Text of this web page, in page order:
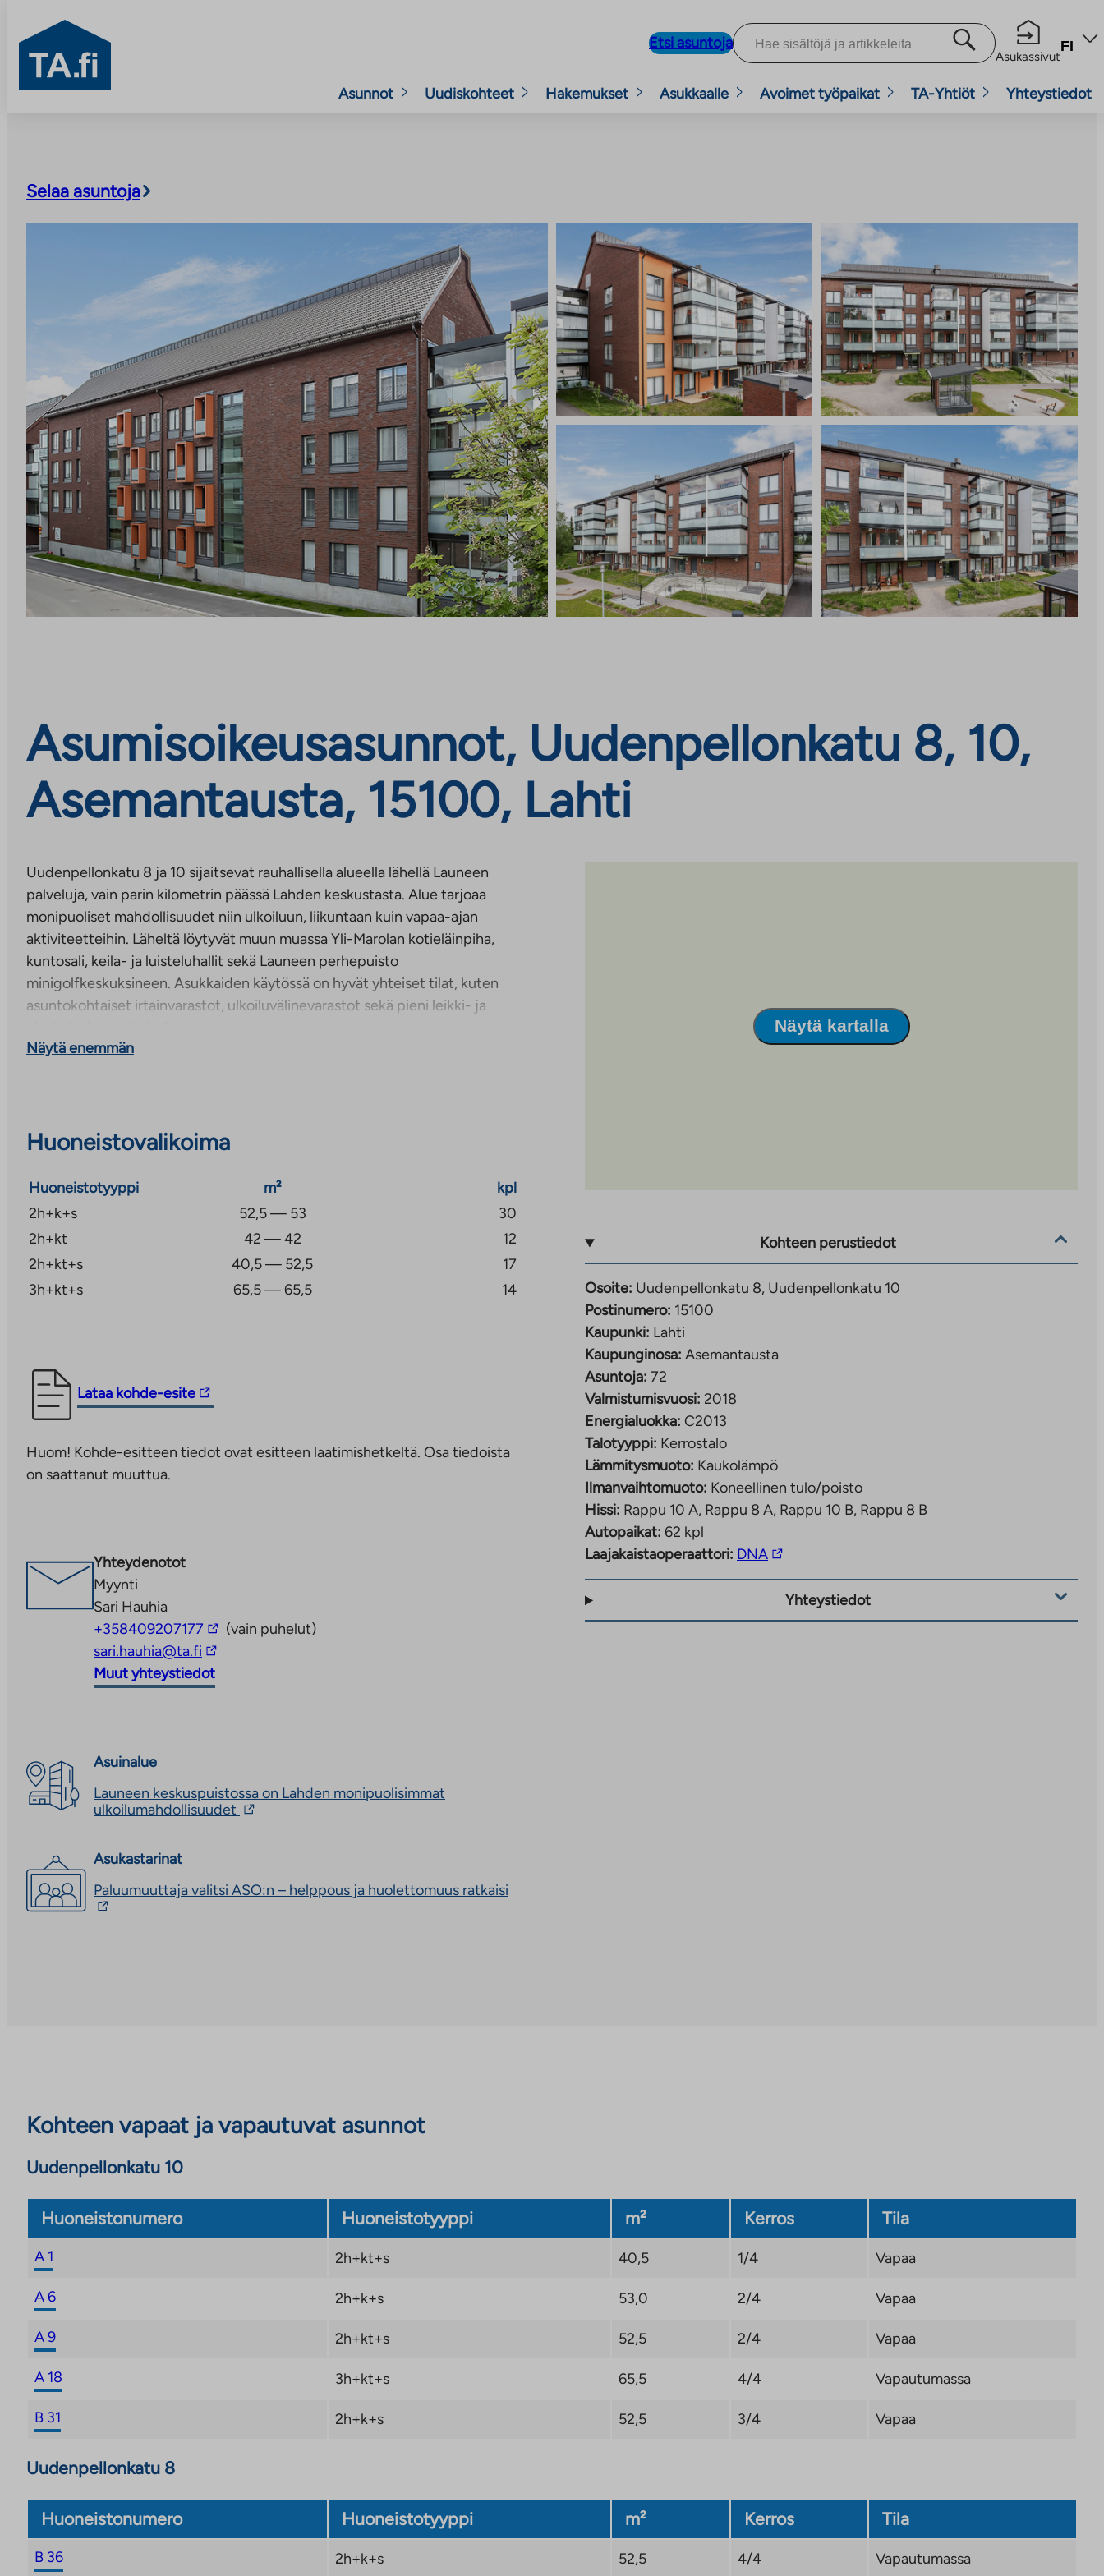
TA.fi
Etsi asuntoja
Asukassivut
FI
Asunnot Uudiskohteet Hakemukset Asukkaalle Avoimet työpaikat TA-Yhtiöt Yhteystiedot
Selaa asuntoja
Asumisoikeusasunnot, Uudenpellonkatu 8, 10,
Asemantausta, 15100, Lahti
Uudenpellonkatu 8 ja 10 sijaitsevat rauhallisella alueella lähellä Launeen
palveluja, vain parin kilometrin päässä Lahden keskustasta. Alue tarjoaa
monipuoliset mahdollisuudet niin ulkoiluun, liikuntaan kuin vapaa-ajan
aktiviteetteihin. Läheltä löytyvät muun muassa Yli-Marolan kotieläinpiha,
kuntosali, keila- ja luisteluhallit sekä Launeen perhepuisto
minigolfkeskuksineen. Asukkaiden käytössä on hyvät yhteiset tilat, kuten
asuntokohtaiset irtainvarastot, ulkoiluvälinevarastot sekä pieni leikki- ja
Näytä enemmän
Huoneistovalikoima
Huoneistotyyppi m²
kpl
2h+k+s
52,5 — 53
30
2h+kt
42 — 42
12
2h+kt+s
40,5 — 52,5
17
3h+kt+s
65,5 — 65,5 14
Lataa kohde-esite
Linkki
palveluun.
Linkki
Huom! Kohde-esitteen tiedot ovat esitteen laatimishetkeltä. Osa tiedoista
on saattanut muuttua.
Yhteydenotot
Myynti
Sari Hauhia
+358409207177 Linkki
vie
ulkopuoliseen
(vain puhelut)
sari.hauhia@ta.fi Linkki
vie
Muut yhteystiedot
Asuinalue
Launeen keskuspuistossa on Lahden monipuolisimmat
ulkoilumahdollisuudet Linkki
aukeaa
Asukastarinat
Paluumuuttaja valitsi ASO:n – helppous ja huolettomuus ratkaisi
Näytä kartalla
Kohteen perustiedot
Osoite: Uudenpellonkatu 8, Uudenpellonkatu 10
Postinumero: 15100
Kaupunki: Lahti
Kaupunginosa: Asemantausta
Asuntoja: 72
Valmistumisvuosi: 2018
Energialuokka: C2013
Talotyyppi: Kerrostalo
Lämmitysmuoto: Kaukolämpö
Ilmanvaihtomuoto: Koneellinen tulo/poisto
Hissi: Rappu 10 A, Rappu 8 A, Rappu 10 B, Rappu 8 B
Autopaikat: 62 kpl
Laajakaistaoperaattori: DNALinkki
vie
ulkopuoliseen
palveluun.
Yhteystiedot
Kohteen vapaat ja vapautuvat asunnot
Uudenpellonkatu 10
Huoneistonumero Huoneistotyyppi m² Kerros Tila
A 1 2h+kt+s 40,5 1/4 Vapaa
A 6 2h+k+s 53,0 2/4 Vapaa
A 9 2h+kt+s 52,5 2/4 Vapaa
A 18 3h+kt+s 65,5 4/4 Vapautumassa
B 31 2h+k+s 52,5 3/4 Vapaa
Uudenpellonkatu 8
Huoneistonumero Huoneistotyyppi m² Kerros Tila
B 36 2h+k+s 52,5 4/4 Vapautumassa